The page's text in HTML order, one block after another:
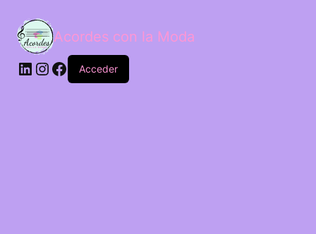
Acordes con la Moda
Acceder